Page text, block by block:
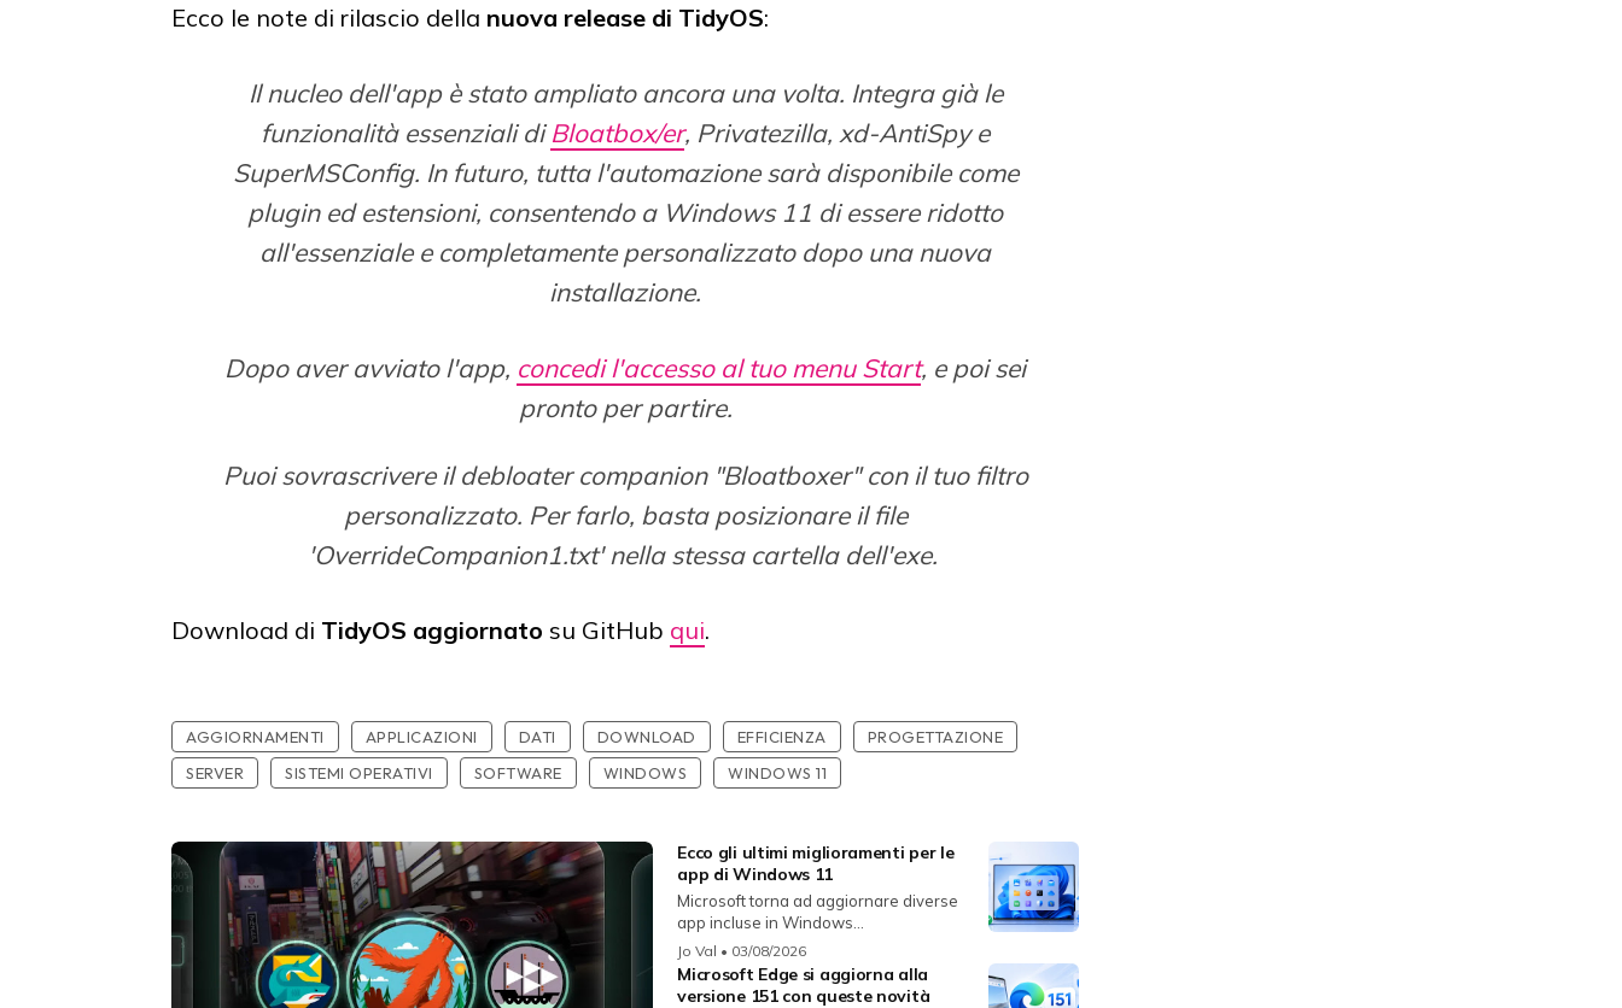
Ecco le note di rilascio della nuova release di TidyOS:
Il nucleo dell'app è stato ampliato ancora una volta. Integra già le
funzionalità essenziali diBloatbox/er, Privatezilla, xd-AntiSpy e
SuperMSConfig. In futuro, tutta l'automazione sarà disponibile come
plugin ed estensioni, consentendo a Windows 11 di essere ridotto
all'essenziale e completamente personalizzato dopo una nuova
installazione.
Dopo aver avviato l'app, concedi l'accesso al tuo menu Start, e poi sei
pronto per partire.
Puoi sovrascrivere il debloater companion "Bloatboxer" con il tuo filtro
personalizzato. Per farlo, basta posizionare il file
'OverrideCompanion1.txt' nella stessa cartella dell'exe.
Download di TidyOS aggiornato su GitHub qui.
AGGIORNAMENTI APPLICAZIONI DATI DOWNLOAD EFFICIENZA
PROGETTAZIONE
SERVER
SISTEMI OPERATIVI SOFTWARE WINDOWS WINDOWS 11
Ecco gli ultimi miglioramenti per le
app di Windows 11
Microsoft torna ad aggiornare diverse
app incluse in Windows...
Jo Val • 03/08/2026
Microsoft Edge si aggiorna alla
versione 151 con queste novità